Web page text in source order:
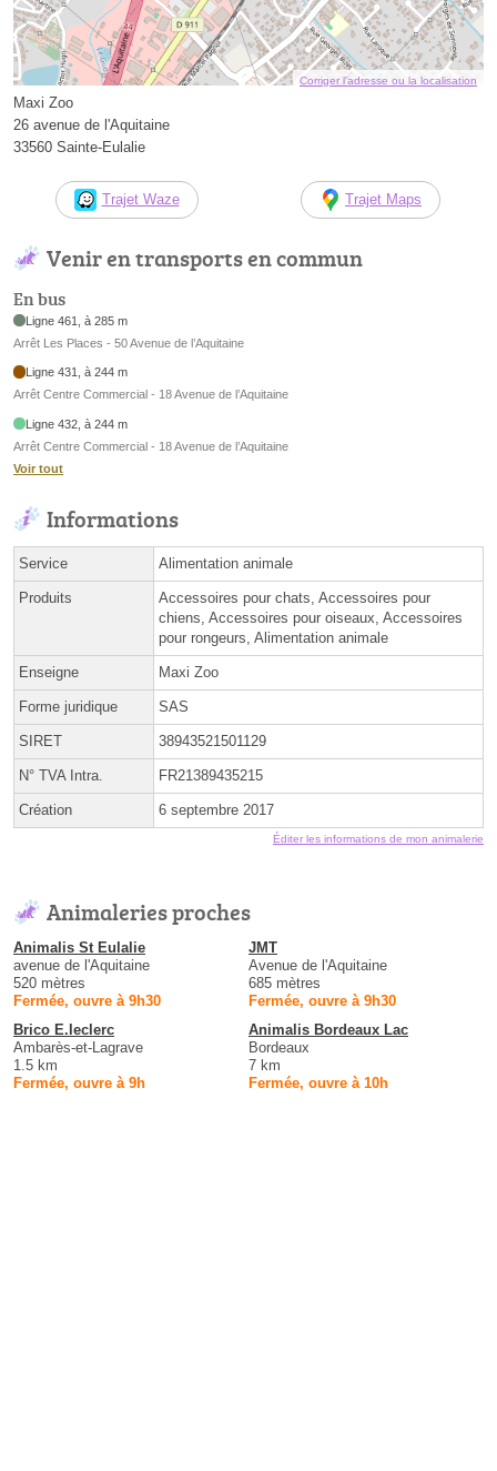
Corriger l’adresse ou la localisation
Maxi Zoo
26 avenue de l'Aquitaine
33560 Sainte-Eulalie
Trajet Waze Trajet Maps
Venir en transports en commun
En bus
Ligne 461, à 285 m
Arrêt Les Places - 50 Avenue de l’Aquitaine
Ligne 431, à 244 m
Arrêt Centre Commercial - 18 Avenue de l’Aquitaine
Ligne 432, à 244 m
Arrêt Centre Commercial - 18 Avenue de l’Aquitaine
Voir tout
Informations
Service Alimentation animale
Produits
Accessoires pour chats, Accessoires pour
chiens, Accessoires pour oiseaux, Accessoires
pour rongeurs, Alimentation animale
Enseigne Maxi Zoo
Forme juridique SAS
SIRET 38943521501129
N° TVA Intra. FR21389435215
Création 6 septembre 2017
Éditer les informations de mon animalerie
Animaleries proches
Animalis St Eulalie
avenue de l'Aquitaine
520 mètres
Fermée, ouvre à 9h30
JMT
Avenue de l'Aquitaine
685 mètres
Fermée, ouvre à 9h30
Brico E.leclerc
Ambarès-et-Lagrave
1.5 km
Fermée, ouvre à 9h
Animalis Bordeaux Lac
Bordeaux
7 km
Fermée, ouvre à 10h